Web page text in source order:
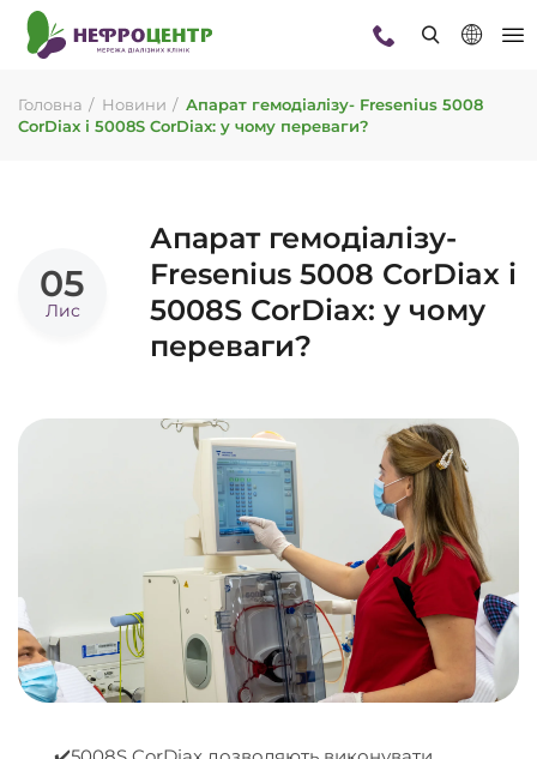
Головна Новини
Апарат гемодіалізу- Fresenius 5008
CorDiax і 5008S CorDiax: у чому переваги?
05
Лис
Апарат гемодіалізу-
Fresenius 5008 CorDiax і
5008S CorDiax: у чому
переваги?